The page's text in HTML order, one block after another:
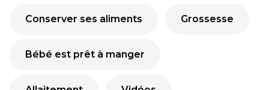
Conserver ses aliments Grossesse
Bébé est prêt à manger